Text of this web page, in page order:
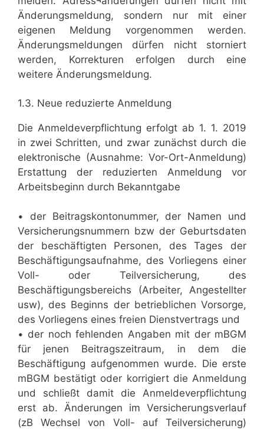
Änderungsmeldung, sondern nur mit einer
eigenen Meldung vorgenommen werden.
Änderungsmeldungen dürfen nicht storniert
werden, Korrekturen erfolgen durch eine
weitere Änderungsmeldung.
1.3. Neue reduzierte Anmeldung
Die Anmeldeverpflichtung erfolgt ab 1. 1. 2019
in zwei Schritten, und zwar zunächst durch die
elektronische (Ausnahme: Vor-Ort-Anmeldung)
Erstattung der reduzierten Anmeldung vor
Arbeitsbeginn durch Bekanntgabe
• der Beitragskontonummer, der Namen und
Versicherungsnummern bzw der Geburtsdaten
der beschäftigten Personen, des Tages der
Beschäftigungsaufnahme, des Vorliegens einer
Voll- oder Teilversicherung, des
Beschäftigungsbereichs (Arbeiter, Angestellter
usw), des Beginns der betrieblichen Vorsorge,
des Vorliegens eines freien Dienstvertrags und
• der noch fehlenden Angaben mit der mBGM
für jenen Beitragszeitraum, in dem die
Beschäftigung aufgenommen wurde. Die erste
mBGM bestätigt oder korrigiert die Anmeldung
und schließt damit die Anmeldeverpflichtung
erst ab. Änderungen im Versicherungsverlauf
(zB Wechsel von Voll- auf Teilversicherung)